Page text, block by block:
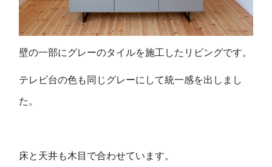
壁の一部にグレーのタイルを施工したリビングです。
テレビ台の色も同じグレーにして統一感を出しまし
た。
床と天井も木目で合わせています。